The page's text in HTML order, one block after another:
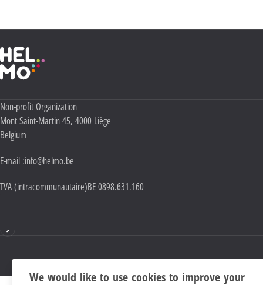
Haute École Libre Mosane
Adresse :
Non-profit Organization
Mont Saint-Martin 45, 4000 Liège
Belgium
E-mail :info@helmo.be
TVA (intracommunautaire)BE 0898.631.160
We would like to use cookies to improve your